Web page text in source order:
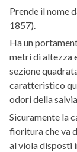
Prende il nome
1857).
Ha un
metri di altezza
sezione
caratteristico
odori della
Sicuramente la
fioritura che va
al viola disposti